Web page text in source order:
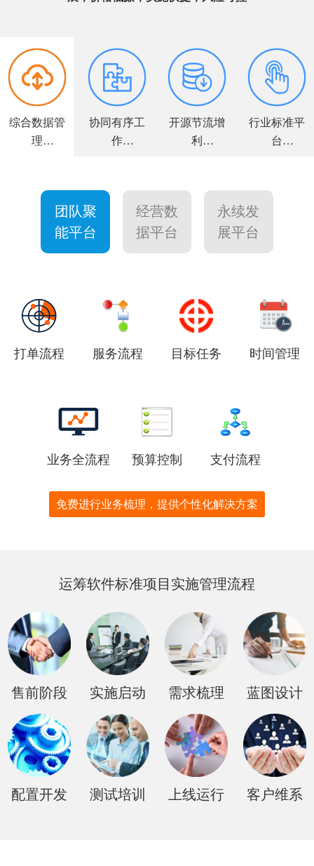
综合数据管
理
协同有序工
作
开源节流增
利
行业标准平
台
团队聚
能平台
经营数
据平台
永续发
展平台
打单流程 服务流程 目标任务 时间管理
业务全流程 预算控制 支付流程
免费进行业务梳理，提供个性化解决方案
运筹软件标准项目实施管理流程
售前阶段 实施启动 需求梳理 蓝图设计
配置开发 测试培训 上线运行 客户维系